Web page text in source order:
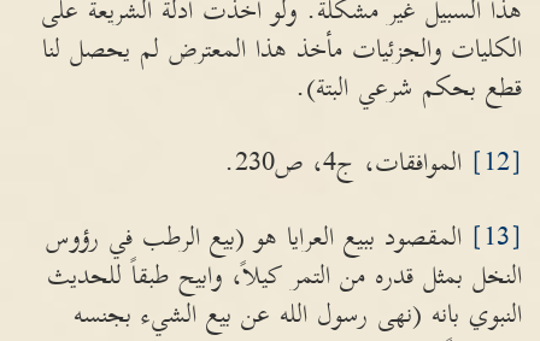
هذا السبيل غير مشكلة. ولو اخذت أدلة الشريعة على
الكليات والجزئيات مأخذ هذا المعترض لم يحصل لنا
قطع بحكم شرعي البتة).
[12]
الموافقات، ج4، ص230.
[13]
المقصود ببيع العرايا هو (بيع الرطب في رؤوس
النخل بمثل قدره من التمر كيلاً، وابيح طبقاً للحديث
النبوي بانه (نهى رسول الله عن بيع الشيء بجنسه